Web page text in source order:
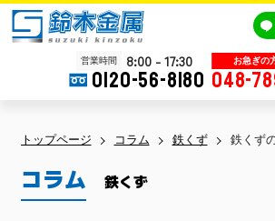
0120-56-8180 048-
営業時間 8:00 - 17:30
トップページ コラム 鉄くず 鉄くず
コラム 鉄くず